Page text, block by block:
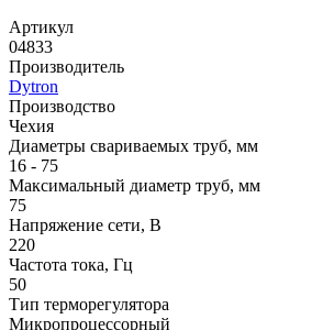
Артикул
04833
Производитель
Dytron
Производство
Чехия
Диаметры свариваемых труб, мм
16 - 75
Максимальный диаметр труб, мм
75
Напряжение сети, В
220
Частота тока, Гц
50
Тип терморегулятора
Микропроцессорный